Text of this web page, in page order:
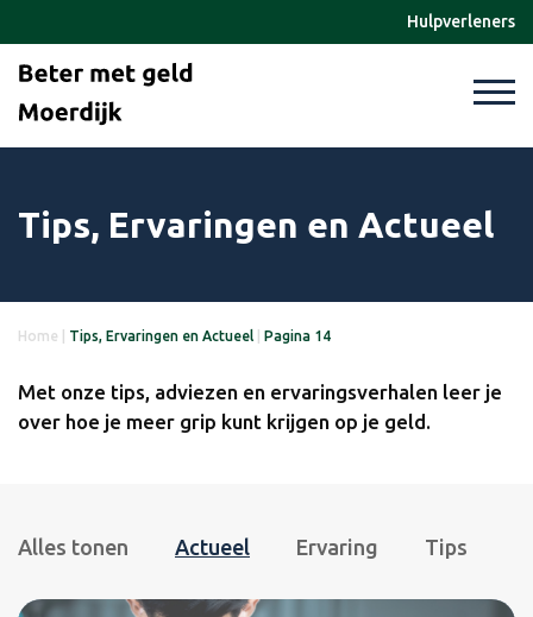
Hulpverleners
Tips, Ervaringen en Actueel
Home Tips, Ervaringen en Actueel Pagina 14
Met onze tips, adviezen en ervaringsverhalen leer je
over hoe je meer grip kunt krijgen op je geld.
Alles tonen Actueel Ervaring Tips